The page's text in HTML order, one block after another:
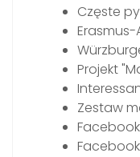
Częste
Projekt
Zestaw
Facebook